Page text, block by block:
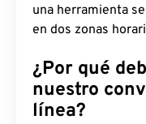
una herramienta
en dos zonas
¿Por qué
nuestro
línea?